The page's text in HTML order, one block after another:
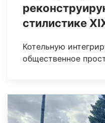
стилистике
Котельную
общественное